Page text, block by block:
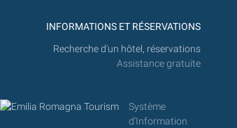
INFORMATIONS ET RÉSERVATIONS
Recherche d'un hôtel, réservations
Assistance gratuite
Système
d'Information